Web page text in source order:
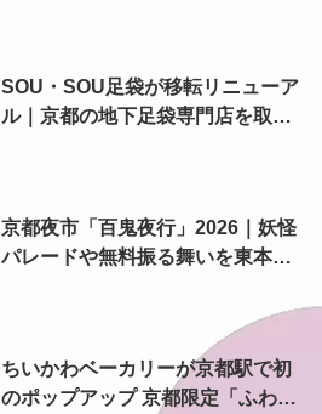
SOU・SOU足袋が移転リニューア
ル｜京都の地下足袋専門店を取
京都夜市「百鬼夜行」2026｜妖怪
パレードや無料振る舞いを東本願
ちいかわベーカリーが京都駅で初
のポップアップ 京都限定「ふわふ